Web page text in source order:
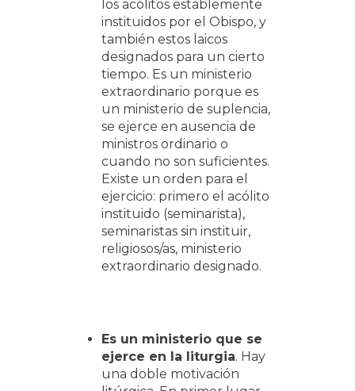
los acólitos establemente
instituidos por el Obispo, y
también estos laicos
designados para un cierto
tiempo. Es un ministerio
extraordinario porque es
un ministerio de suplencia,
se ejerce en ausencia de
ministros ordinario o
cuando no son suficientes.
Existe un orden para el
ejercicio: primero el acólito
instituido (seminarista),
seminaristas sin instituir,
religiosos/as, ministerio
extraordinario designado.
Es un ministerio que se
ejerce en la liturgia. Hay
una doble motivación